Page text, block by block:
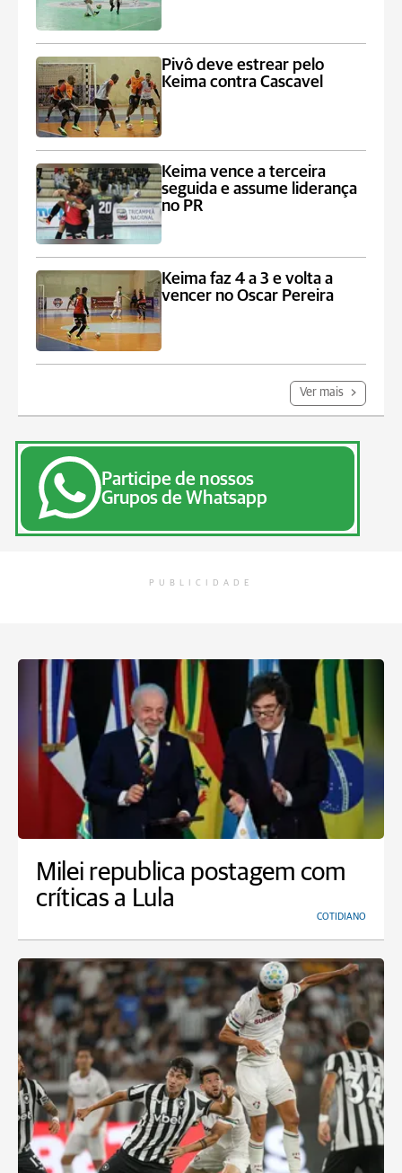
Pivô deve estrear pelo
Keima contra Cascavel
Keima vence a terceira
seguida e assume liderança
no PR
Keima faz 4 a 3 e volta a
vencer no Oscar Pereira
Ver mais
Participe de nossos
Grupos de Whatsapp
PUBLICIDADE
Milei republica postagem com
críticas a Lula
COTIDIANO